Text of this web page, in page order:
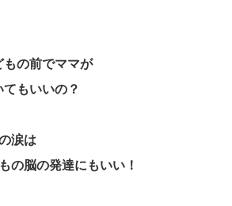
もの前でママが
てもいいの？
涙は
の脳の発達にもいい！